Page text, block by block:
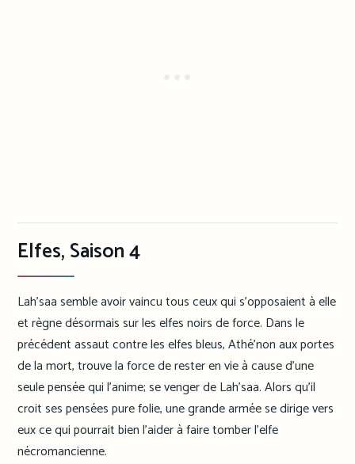
Elfes, Saison 4
Lah’saa semble avoir vaincu tous ceux qui s’opposaient à elle
et règne désormais sur les elfes noirs de force. Dans le
précédent assaut contre les elfes bleus, Athé’non aux portes
de la mort, trouve la force de rester en vie à cause d’une
seule pensée qui l’anime; se venger de Lah’saa. Alors qu’il
croit ses pensées pure folie, une grande armée se dirige vers
eux ce qui pourrait bien l’aider à faire tomber l’elfe
nécromancienne.